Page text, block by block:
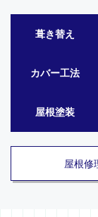
葺き替え
カバー工法
屋根塗装
屋根修